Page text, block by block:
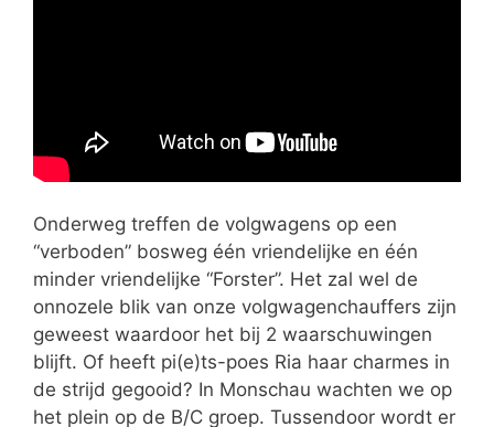
Onderweg treffen de volgwagens op een
“verboden” bosweg één vriendelijke en één
minder vriendelijke “Forster”. Het zal wel de
onnozele blik van onze volgwagenchauffers zijn
geweest waardoor het bij 2 waarschuwingen
blijft. Of heeft pi(e)ts-poes Ria haar charmes in
de strijd gegooid? In Monschau wachten we op
het plein op de B/C groep. Tussendoor wordt er